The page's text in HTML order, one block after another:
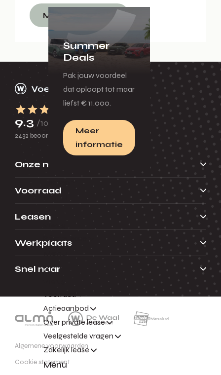
Summer
Deals
Pak jouw voordeel
dat oploopt tot maar
liefst € 11.000.
Meer
informatie
Menu
Private lease
Menu
Voorraad
Actieaanbod
Over private lease
Veelgestelde vragen
Zakelijk lease
Menu
Meer informatie
9.3 /10
2432 beoordelingen
Onze merken
Voorraad
Leasen
Werkplaats
Snel naar
Algemene voorwaarden
Cookie statement